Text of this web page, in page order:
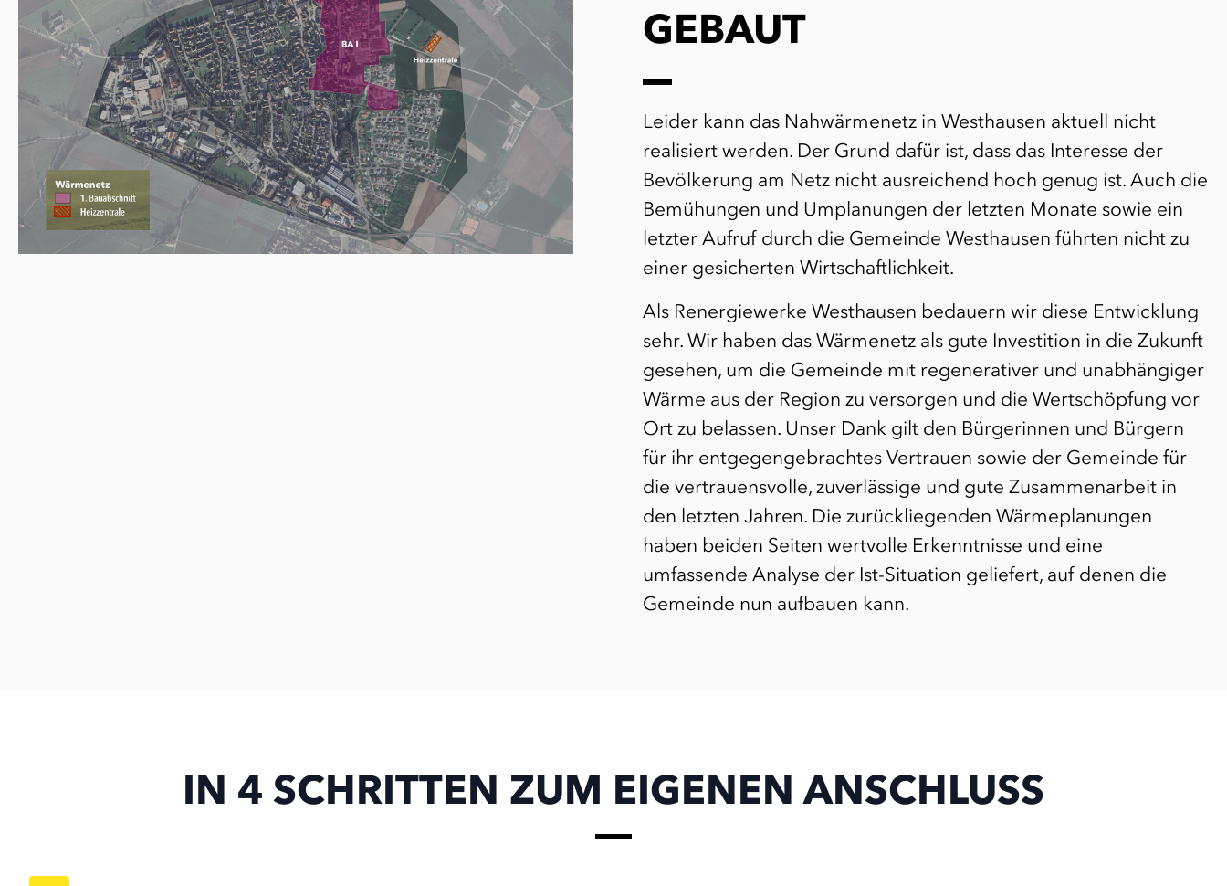
GEBAUT
Leider kann das Nahwärmenetz in Westhausen aktuell nicht
realisiert werden. Der Grund dafür ist, dass das Interesse der
Bevölkerung am Netz nicht ausreichend hoch genug ist. Auch die
Bemühungen und Umplanungen der letzten Monate sowie ein
letzter Aufruf durch die Gemeinde Westhausen führten nicht zu
einer gesicherten Wirtschaftlichkeit.
Als Renergiewerke Westhausen bedauern wir diese Entwicklung
sehr. Wir haben das Wärmenetz als gute Investition in die Zukunft
gesehen, um die Gemeinde mit regenerativer und unabhängiger
Wärme aus der Region zu versorgen und die Wertschöpfung vor
Ort zu belassen. Unser Dank gilt den Bürgerinnen und Bürgern
für ihr entgegengebrachtes Vertrauen sowie der Gemeinde für
die vertrauensvolle, zuverlässige und gute Zusammenarbeit in
den letzten Jahren. Die zurückliegenden Wärmeplanungen
haben beiden Seiten wertvolle Erkenntnisse und eine
umfassende Analyse der Ist-Situation geliefert, auf denen die
Gemeinde nun aufbauen kann.
IN 4 SCHRITTEN ZUM EIGENEN ANSCHLUSS